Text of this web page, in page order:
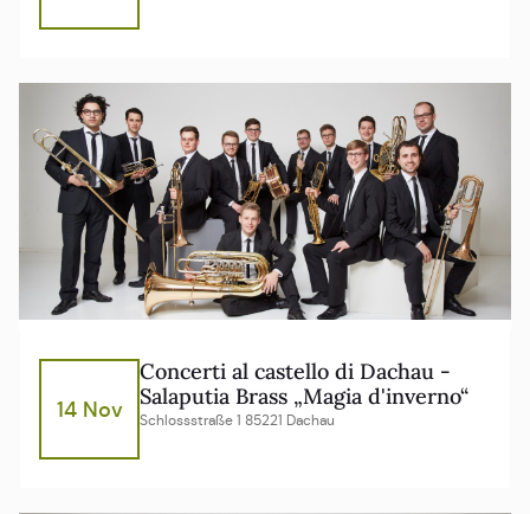
14 Nov
Concerti al castello di Dachau -
Salaputia Brass „Magia d'inverno“
Schlossstraße 1 85221 Dachau